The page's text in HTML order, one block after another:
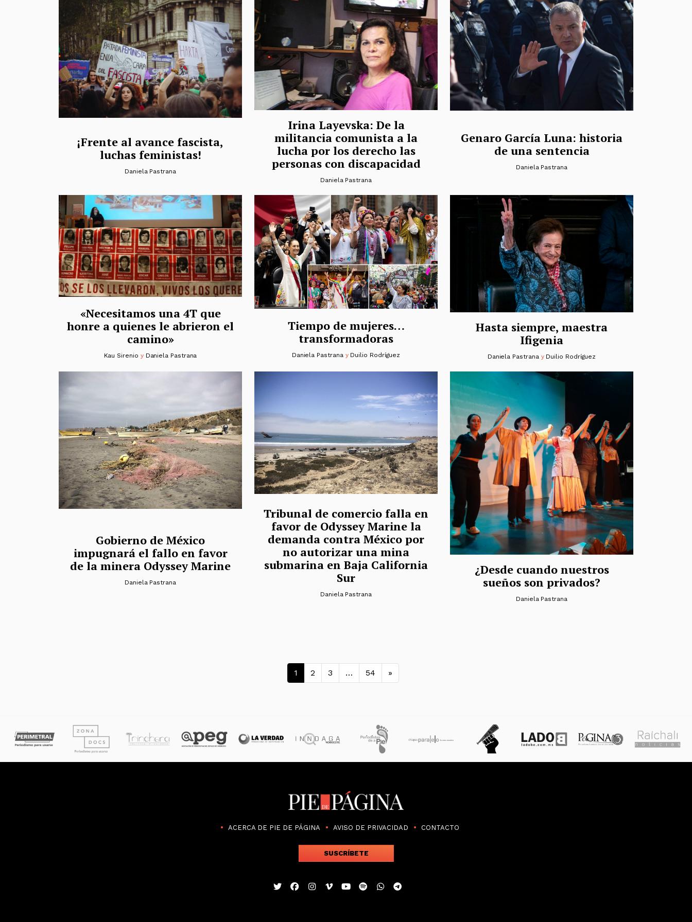
¡Frente al avance fascista,
luchas feministas!
Daniela Pastrana
Irina Layevska: De la
militancia comunista a la
lucha por los derecho las
personas con discapacidad
Daniela Pastrana
Genaro García Luna: historia
de una sentencia
Daniela Pastrana
«Necesitamos una 4T que
honre a quienes le abrieron el
camino»
Kau Sirenio y Daniela Pastrana
Tiempo de mujeres…
transformadoras
Daniela Pastrana y Duilio Rodríguez
Hasta siempre, maestra
Ifigenia
Daniela Pastranay Duilio Rodríguez
Gobierno de México
impugnará el fallo en favor
de la minera Odyssey Marine
Daniela Pastrana
Tribunal de comercio falla en
favor de Odyssey Marine la
demanda contra México por
no autorizar una mina
submarina en Baja California
Sur
Daniela Pastrana
¿Desde cuando nuestros
sueños son privados?
Daniela Pastrana
Navegación de entradas
1 2 3 … 54 »
ACERCA DE PIE DE PÁGINA AVISO DE PRIVACIDAD CONTACTO
SUSCRÍBETE